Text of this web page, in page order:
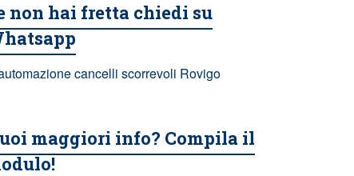
non hai fretta chiedi su
maggiori info? Compila il